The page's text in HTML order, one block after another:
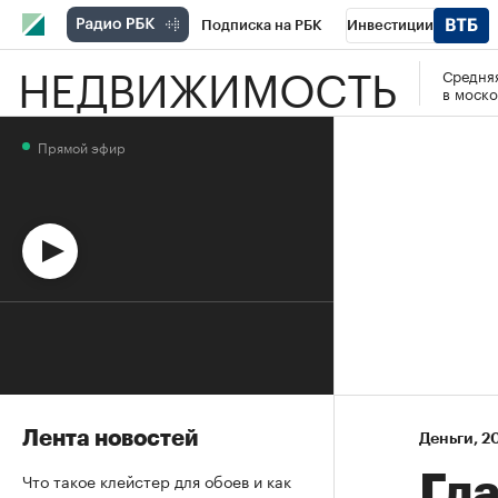
Подписка на РБК Инвестиции
Спорт Школа управления РБК РБК
НЕДВИЖИМОСТЬ
в
Деньги⁠,
Прямой эфир
Лента новостей
Что такое клейстер для обоев и как